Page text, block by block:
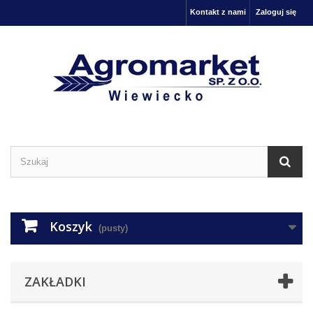
Zaloguj się
Kontakt z nami
Koszyk (pusty)
ZAKŁADKI